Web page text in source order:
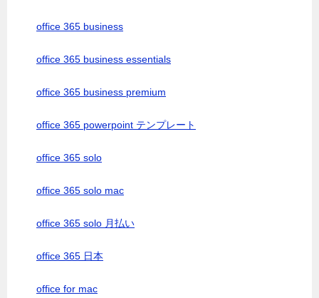
office 365 business
office 365 business essentials
office 365 business premium
office 365 powerpoint テンプレート
office 365 solo
office 365 solo mac
office 365 solo 月払い
office 365 日本
office for mac